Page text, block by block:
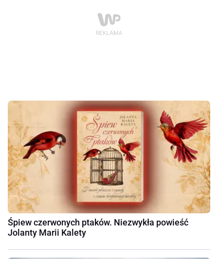
Śpiew czerwonych ptaków. Niezwykła powieść
Jolanty Marii Kalety